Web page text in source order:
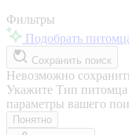
Фильтры
Подобрать
Сохранить поиск
Невозможно
Укажите Тип
параметры вашего
Понятно